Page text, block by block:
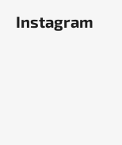
Instagram